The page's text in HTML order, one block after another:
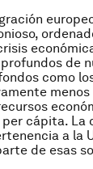
de
como
cápita. La
a la
de esas